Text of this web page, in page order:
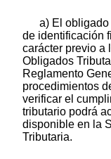
a) El
de identificación
carácter previo a
Obligados
Reglamento
procedimientos
verificar el
tributario podrá
disponible en la
Tributaria.